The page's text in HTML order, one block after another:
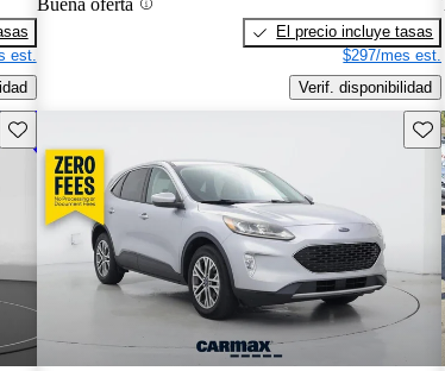
est.
El precio incluye tasas
$297/mes est.
Verif. disponibilidad
Guarda este Aviso